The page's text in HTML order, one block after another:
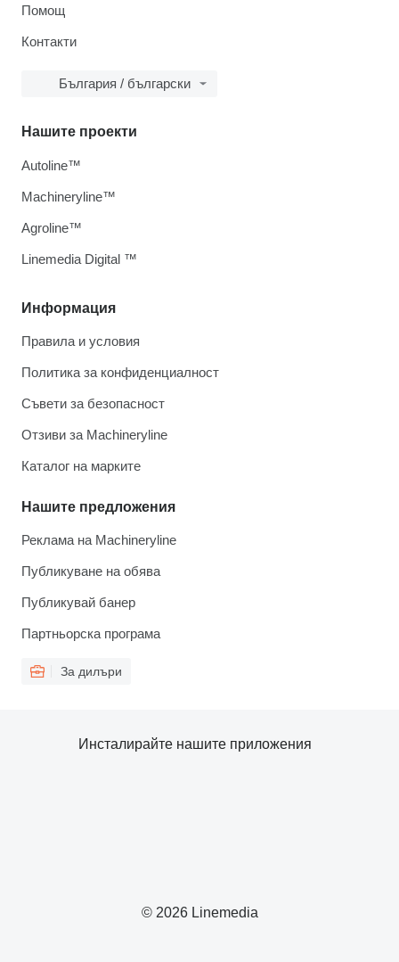
Помощ
Контакти
България / български
Информация
Правила и условия
Политика за конфиденциалност
Съвети за безопасност
Отзиви за Machineryline
Каталог на марките
Нашите предложения
Реклама на Machineryline
Публикуване на обява
Публикувай банер
Партньорска програма
За дилъри
Нашите проекти
Autoline™
Machineryline™
Agroline™
Linemedia Digital ™
© 2026 Linemedia
Инсталирайте нашите приложения